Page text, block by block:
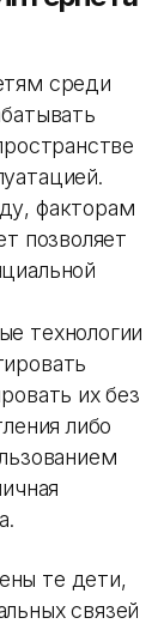
среди
факторам
позволяет
технологии
их без
либо
те дети,
связей